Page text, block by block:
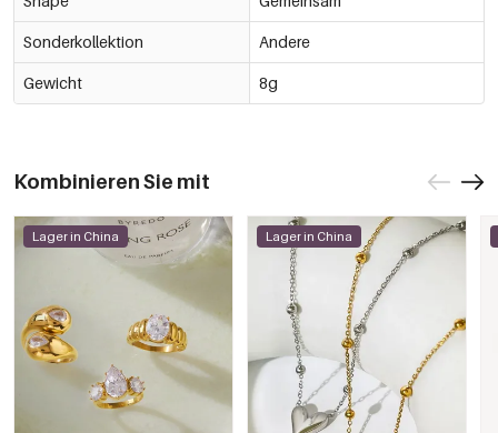
Sonderkollektion Andere
Gewicht 8g
Kombinieren Sie mit
Lager in China Lager in China